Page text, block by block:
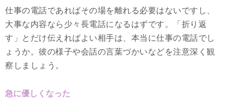
仕事の電話であればその場を離れる必要はないですし、
大事な内容なら少々長電話になるはずです。「折り返
す」とだけ伝えればよい相手は、本当に仕事の電話でし
ょうか。彼の様子や会話の言葉づかいなどを注意深く観
察しましょう。
急に優しくなった